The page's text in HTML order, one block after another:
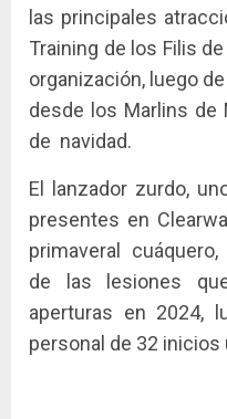
las principales
Training de los Filis
organización, luego
desde los Marlins de
de navidad.
El lanzador zurdo,
presentes en
primaveral
de las lesiones
aperturas en 2024,
personal de 32